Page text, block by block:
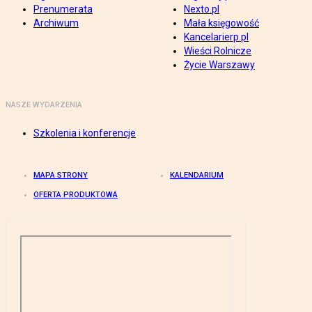
Prenumerata
Archiwum
Nexto.pl
Mała księgowość
Kancelarierp.pl
Wieści Rolnicze
Życie Warszawy
NASZE WYDARZENIA
Szkolenia i konferencje
MAPA STRONY KALENDARIUM
OFERTA PRODUKTOWA